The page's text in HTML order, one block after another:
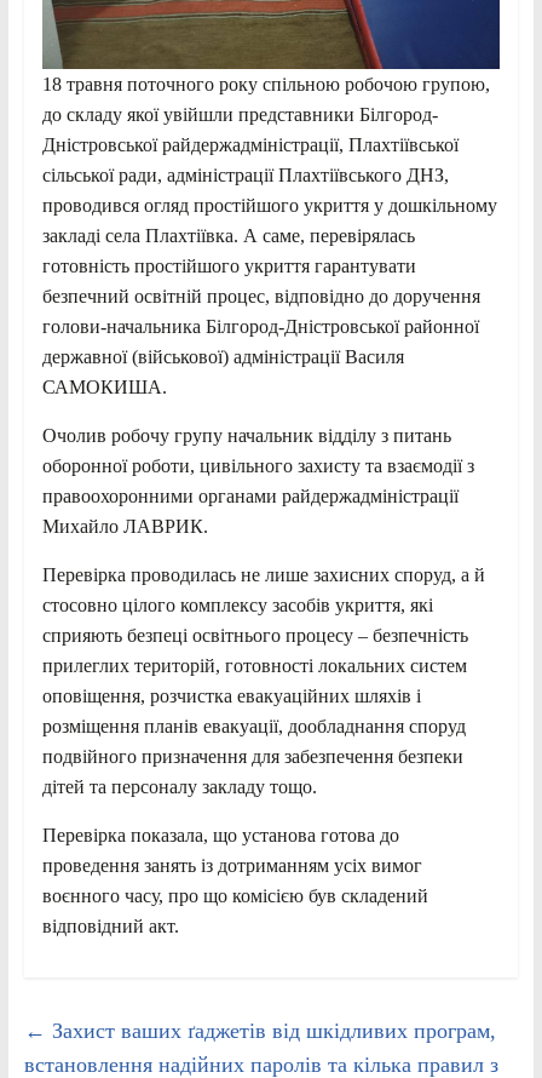
18 травня поточного року спільною робочою групою,
до складу якої увійшли представники Білгород-
Дністровської райдержадміністрації, Плахтіївської
сільської ради, адміністрації Плахтіївського ДНЗ,
проводився огляд простійшого укриття у дошкільному
закладі села Плахтіївка. А саме, перевірялась
готовність простійшого укриття гарантувати
безпечний освітній процес, відповідно до доручення
голови-начальника Білгород-Дністровської районної
державної (військової) адміністрації Василя
САМОКИША.
Очолив робочу групу начальник відділу з питань
оборонної роботи, цивільного захисту та взаємодії з
правоохоронними органами райдержадміністрації
Михайло ЛАВРИК.
Перевірка проводилась не лише захисних споруд, а й
стосовно цілого комплексу засобів укриття, які
сприяють безпеці освітнього процесу – безпечність
прилеглих територій, готовності локальних систем
оповіщення, розчистка евакуаційних шляхів і
розміщення планів евакуації, дообладнання споруд
подвійного призначення для забезпечення безпеки
дітей та персоналу закладу тощо.
Перевірка показала, що установа готова до
проведення занять із дотриманням усіх вимог
воєнного часу, про що комісією був складений
відповідний акт.
← Захист ваших ґаджетів від шкідливих програм,
встановлення надійних паролів та кілька правил з